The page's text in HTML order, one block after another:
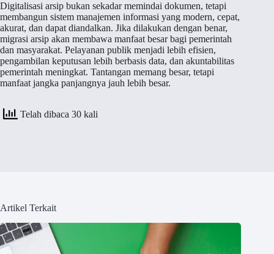
Digitalisasi arsip bukan sekadar memindai dokumen, tetapi
membangun sistem manajemen informasi yang modern, cepat,
akurat, dan dapat diandalkan. Jika dilakukan dengan benar,
migrasi arsip akan membawa manfaat besar bagi pemerintah
dan masyarakat. Pelayanan publik menjadi lebih efisien,
pengambilan keputusan lebih berbasis data, dan akuntabilitas
pemerintah meningkat. Tantangan memang besar, tetapi
manfaat jangka panjangnya jauh lebih besar.
Telah dibaca 30 kali
Artikel Terkait